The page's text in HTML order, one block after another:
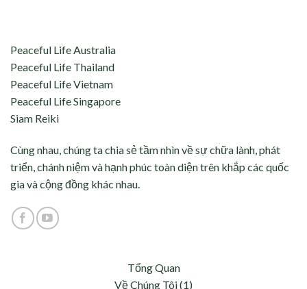
Peaceful Life Australia
Peaceful Life Thailand
Peaceful Life Vietnam
Peaceful Life Singapore
Siam Reiki
Cùng nhau, chúng ta chia sẻ tầm nhìn về sự chữa lành, phát
triển, chánh niệm và hạnh phúc toàn diện trên khắp các quốc
gia và cộng đồng khác nhau.
Tổng Quan
Về Chúng Tôi (1)